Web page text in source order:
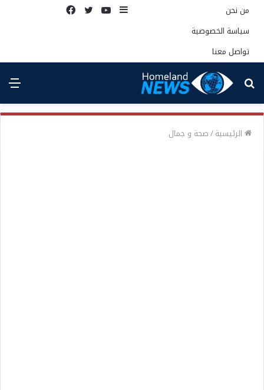
من نحن
سياسة الخصوصية
تواصل معنا
إضافة يوتيوبتويتر
بحث
عن
الرئيسية/صحة و جمال